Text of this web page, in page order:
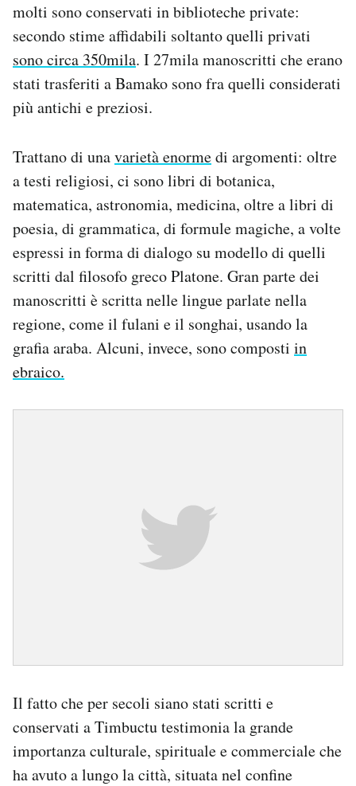
molti sono conservati in biblioteche private:
secondo stime affidabili soltanto quelli privati
sono circa 350mila. I 27mila manoscritti che erano
stati trasferiti a Bamako sono fra quelli considerati
più antichi e preziosi.
Trattano di unavarietà enormedi argomenti: oltre
a testi religiosi, ci sono libri di botanica,
matematica, astronomia, medicina, oltre a libri di
poesia, di grammatica, di formule magiche, a volte
espressi in forma di dialogo su modello di quelli
scritti dal filosofo greco Platone. Gran parte dei
manoscritti è scritta nelle lingue parlate nella
regione, come il fulani e il songhai, usando la
grafia araba. Alcuni, invece, sono composti in
ebraico.
Il fatto che per secoli siano stati scritti e
conservati a Timbuctu testimonia la grande
importanza culturale, spirituale e commerciale che
ha avuto a lungo la città, situata nel confine